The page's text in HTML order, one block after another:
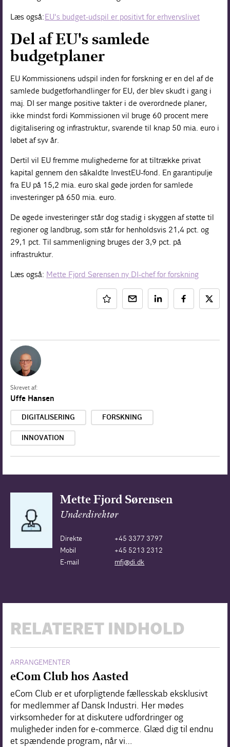
Læs også:EU's budget-udspil er positivt for erhvervslivet
Del af EU's samlede
budgetplaner
EU Kommissionens udspil inden for forskning er en del af de
samlede budgetforhandlinger for EU, der blev skudt i gang i
maj. DI ser mange positive takter i de overordnede planer,
ikke mindst fordi Kommissionen vil bruge 60 procent mere
digitalisering og infrastruktur, svarende til knap 50 mia. euro i
løbet af syv år.
Dertil vil EU fremme mulighederne for at tiltrække privat
kapital gennem den såkaldte InvestEU-fond. En garantipulje
fra EU på 15,2 mia. euro skal gøde jorden for samlede
investeringer på 650 mia. euro.
De øgede investeringer står dog stadig i skyggen af støtte til
regioner og landbrug, som står for henholdsvis 21,4 pct. og
29,1 pct. Til sammenligning bruges der 3,9 pct. på
infrastruktur.
Læs også: Mette Fjord Sørensen ny DI-chef for forskning
Skrevet af:
Uffe Hansen
DIGITALISERING FORSKNING
INNOVATION
Mette Fjord Sørensen
Underdirektør
Direkte
+45 3377 3797
Mobil
+45 5213 2312
E-mail
mfj@di.dk
RELATERET INDHOLD
ARRANGEMENTER
eCom Club hos Aasted
eCom Club er et uforpligtende fællesskab eksklusivt
for medlemmer af Dansk Industri. Her mødes
virksomheder for at diskutere udfordringer og
muligheder inden for e-commerce. Glæd dig til endnu
et spændende program, når vi…